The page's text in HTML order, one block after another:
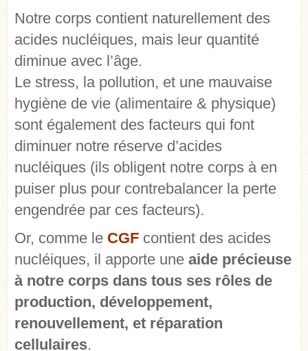
Notre corps contient naturellement des
acides nucléiques, mais leur quantité
diminue avec l’âge.
Le stress, la pollution, et une mauvaise
hygiène de vie (alimentaire & physique)
sont également des facteurs qui font
diminuer notre réserve d’acides
nucléiques (ils obligent notre corps à en
puiser plus pour contrebalancer la perte
engendrée par ces facteurs).
Or, comme le CGF contient des acides
nucléiques, il apporte une aide précieuse
à notre corps dans tous ses rôles de
production, développement,
renouvellement, et réparation
cellulaires.